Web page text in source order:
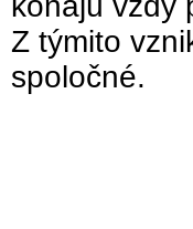
Z týmito
spoločné.